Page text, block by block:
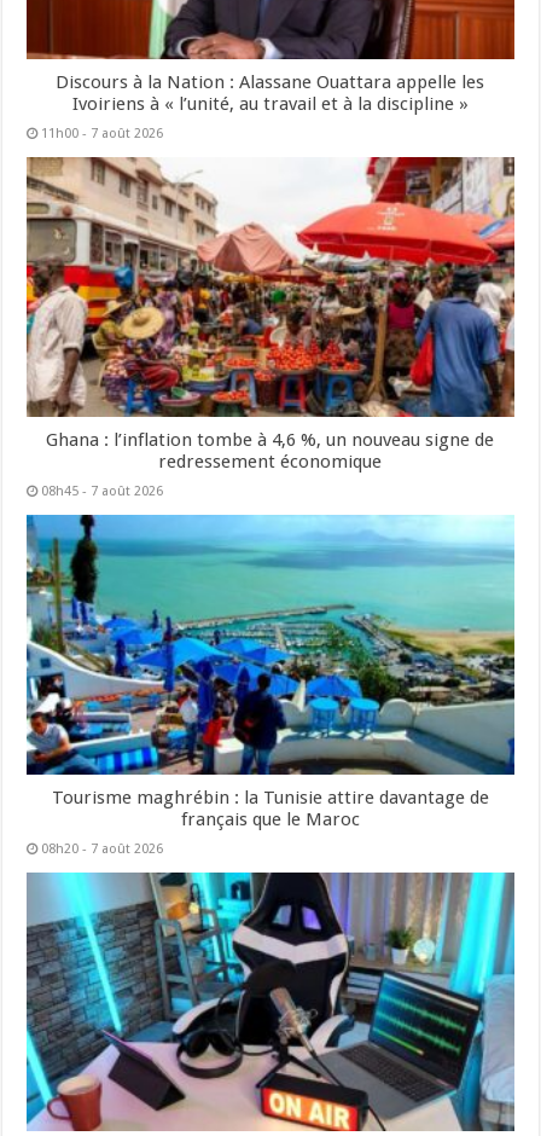
Discours à la Nation : Alassane Ouattara appelle les
Ivoiriens à « l’unité, au travail et à la discipline »
11h00 - 7 août 2026
Ghana : l’inflation tombe à 4,6 %, un nouveau signe de
redressement économique
08h45 - 7 août 2026
Tourisme maghrébin : la Tunisie attire davantage de
français que le Maroc
08h20 - 7 août 2026